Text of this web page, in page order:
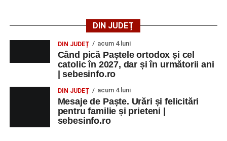
DIN JUDEȚ
DIN JUDEȚ acum 4 luni
Când pică Paștele ortodox și cel
catolic în 2027, dar și în următorii ani
| sebesinfo.ro
DIN JUDEȚ acum 4 luni
Mesaje de Paște. Urări și felicitări
pentru familie și prieteni |
sebesinfo.ro